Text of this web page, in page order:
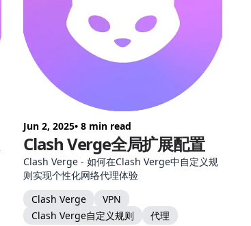
Jun 2, 2025• 8 min read
Clash Verge全局扩展配置
Clash Verge - 如何在Clash Verge中自定义规
则实现个性化网络代理体验
Clash Verge
VPN
Clash Verge自定义规则
代理